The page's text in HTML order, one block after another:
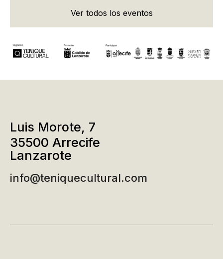
Ver todos los eventos
Luis Morote, 7
35500 Arrecife
Lanzarote
info@teniquecultural.com